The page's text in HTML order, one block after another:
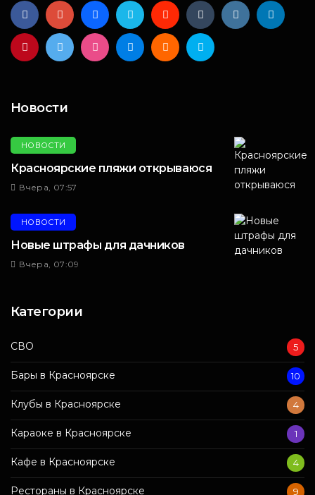
Новости
НОВОСТИ
Красноярские пляжи открываюся
Вчера, 07:57
НОВОСТИ
Новые штрафы для дачников
Вчера, 07:09
Категории
СВО 5
Бары в Красноярске 10
Клубы в Красноярске 4
Караоке в Красноярске 1
Кафе в Красноярске 4
Рестораны в Красноярске 9